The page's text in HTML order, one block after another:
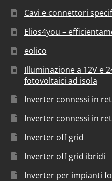
Cavi e connettori
Elios4you –
eolico
Illuminazione a 12V e
fotovoltaici ad isola
Inverter connessi in
Inverter connessi in
Inverter off grid
Inverter off grid ibridi
Inverter per impianti